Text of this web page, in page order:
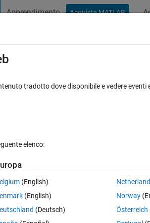
Apprendimento Acquista MATLAB
Apri in
tradotto dove disponibile e vedere
elenco:
(English)
(English)
(Deutsch)
Norway
Österreich